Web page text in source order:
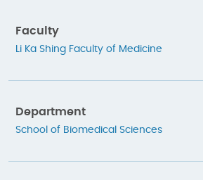
Faculty
Li Ka Shing Faculty of Medicine
Department
School of Biomedical Sciences